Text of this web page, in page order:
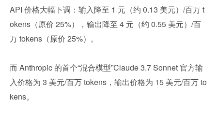
API 价格大幅下调：输入降至 1 元（约 0.13 美元）/百万 t
okens（原价 25%），输出降至 4 元（约 0.55 美元）/百
万 tokens（原价 25%）。
而 Anthropic 的首个“混合模型”Claude 3.7 Sonnet 官方输
入价格为 3 美元/百万 tokens，输出价格为 15 美元/百万 to
kens。